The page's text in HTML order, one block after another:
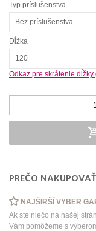
Typ príslušenstva
Bez príslušenstva
Dĺžka
120
Odkaz pre skrátenie dĺžky
PREČO
NAJŠIRŠÍ VYBER
Ak ste niečo na našej
Vám pomôžeme s